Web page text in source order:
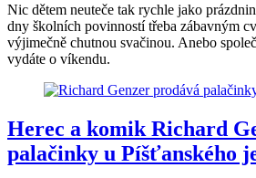
Nic dětem neuteče tak rychle jako
dny školních povinností třeba zábavným
výjimečně chutnou svačinou. Anebo
vydáte o víkendu.
Herec a komik Richard
palačinky u Píšťanského